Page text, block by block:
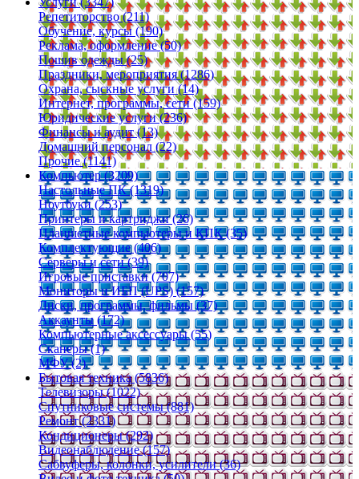
Репетиторство (211)
Обучение, курсы (190)
Реклама, оформление (50)
Пошив одежды (25)
Праздники, мероприятия (1286)
Охрана, сыскные услуги (14)
Интернет, программы, сети (159)
Юридические услуги (236)
Финансы и аудит (13)
Домашний персонал (22)
Прочие (1141)
Компьютер (3209)
Настольные ПК (1319)
Ноутбуки (253)
Принтеры и картриджи (26)
Планшетные компьютеры и КПК (35)
Комплектующие (406)
Серверы и сети (39)
Игровые приставки (707)
Мониторы и ИБП (UPS) (157)
Диски, программы, фильмы (37)
Аккаунты (172)
Компьютерные аксессуары (55)
Сканеры (1)
МФУ (2)
Бытовая техника (5836)
Телевизоры (1022)
Спутниковые системы (881)
Ремонт (2331)
Кондиционеры (292)
Видеонаблюдение (157)
Сабвуферы, колонки, усилители (36)